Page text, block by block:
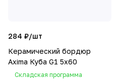
284 ₽/шт
Керамический бордюр
Axima Куба G1 5x60
Складская программа